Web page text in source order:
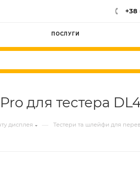
+38
ПОСЛУГИ
для тестера
дисплея — Тестери та шлейфи для